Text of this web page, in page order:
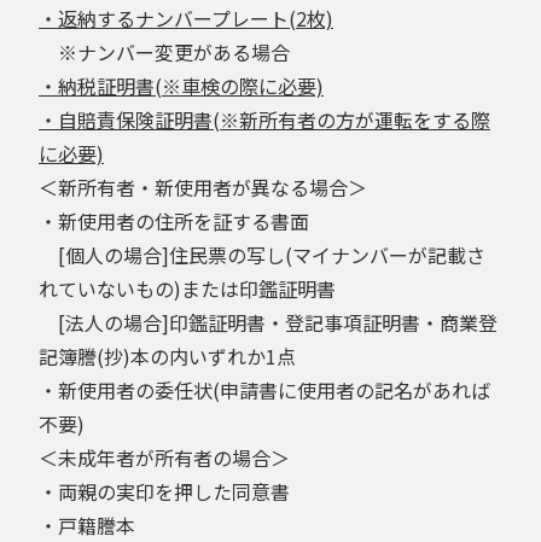
・返納するナンバープレート(2枚)
※ナンバー変更がある場合
・納税証明書(※車検の際に必要)
・自賠責保険証明書(※新所有者の方が運転をする際
に必要)
＜新所有者・新使用者が異なる場合＞
・新使用者の住所を証する書面
[個人の場合]住民票の写し(マイナンバーが記載さ
れていないもの)または印鑑証明書
[法人の場合]印鑑証明書・登記事項証明書・商業登
記簿謄(抄)本の内いずれか1点
・新使用者の委任状(申請書に使用者の記名があれば
不要)
＜未成年者が所有者の場合＞
・両親の実印を押した同意書
・戸籍謄本